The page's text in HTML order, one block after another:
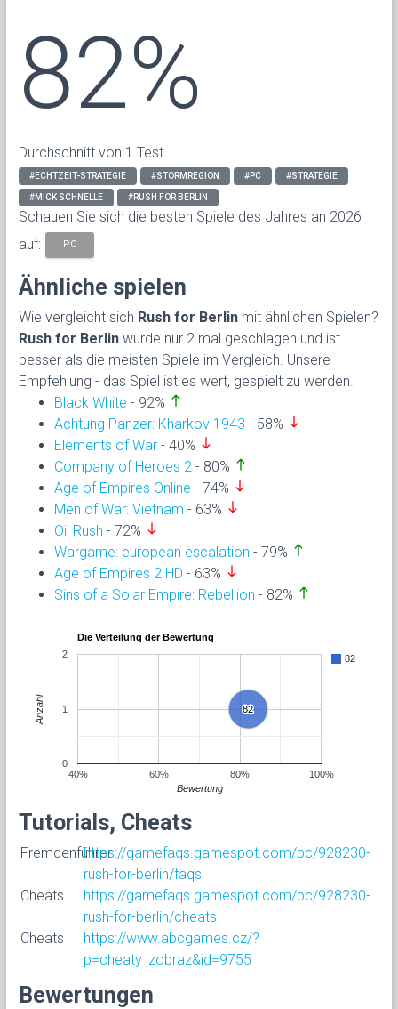
82%
Durchschnitt von 1 Test
#ECHTZEIT-STRATEGIE #STORMREGION #PC #STRATEGIE
#MICK SCHNELLE #RUSH FOR BERLIN
Schauen Sie sich die besten Spiele des Jahres an 2026
auf:
PC
Ähnliche spielen
Wie vergleicht sich Rush for Berlin mit ähnlichen Spielen?
Rush for Berlin wurde nur 2 mal geschlagen und ist
besser als die meisten Spiele im Vergleich. Unsere
Empfehlung - das Spiel ist es wert, gespielt zu werden.
Black White - 92% north
Achtung Panzer: Kharkov 1943 - 58% south
Elements of War - 40% south
Company of Heroes 2 - 80% north
Age of Empires Online - 74% south
Men of War: Vietnam - 63% south
Oil Rush - 72% south
Wargame: european escalation - 79% north
Age of Empires 2 HD - 63% south
Sins of a Solar Empire: Rebellion - 82% north
Die Verteilung der Bewertung
82
82
82
40% 60% 80% 100%
0
1
2
Bewertung
Anzahl
Tutorials, Cheats
Fremdenführerhttps://gamefaqs.gamespot.com/pc/928230-
rush-for-berlin/faqs
Cheats
https://gamefaqs.gamespot.com/pc/928230-
rush-for-berlin/cheats
Cheats
https://www.abcgames.cz/?
p=cheaty_zobraz&id=9755
Bewertungen